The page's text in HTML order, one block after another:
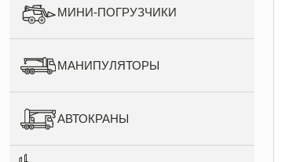
МИНИ-ПОГРУЗЧИКИ
МАНИПУЛЯТОРЫ
АВТОКРАНЫ